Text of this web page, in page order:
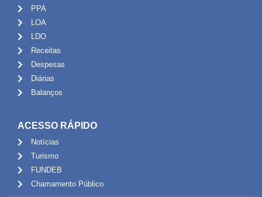
PPA
LOA
LDO
Receitas
Despesas
Diárias
Balanços
ACESSO RÁPIDO
Notícias
Turismo
FUNDEB
Chamamento Público